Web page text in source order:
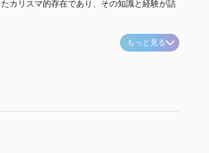
カリスマ的存在であり、その知識と経験が詰
もっと見る